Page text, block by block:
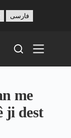
فارسی
me
ji dest